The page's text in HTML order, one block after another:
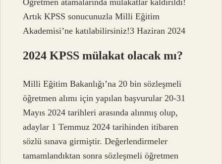
Öğretmen atamalarında mülakatlar kaldırıldı!
Artık KPSS sonucunuzla Milli Eğitim
Akademisi’ne katılabilirsiniz!3 Haziran 2024
2024 KPSS mülakat olacak mı?
Milli Eğitim Bakanlığı’na 20 bin sözleşmeli
öğretmen alımı için yapılan başvurular 20-31
Mayıs 2024 tarihleri ​​arasında alınmış olup,
adaylar 1 Temmuz 2024 tarihinden itibaren
sözlü sınava girmiştir. Değerlendirmeler
tamamlandıktan sonra sözleşmeli öğretmen